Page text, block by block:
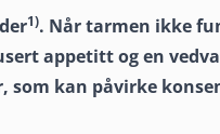
1). Når tarmen ikke
appetitt og en
kan påvirke